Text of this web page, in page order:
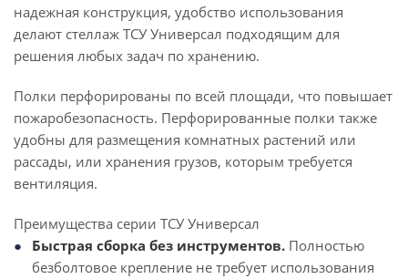
надежная конструкция, удобство использования
делают стеллаж ТСУ Универсал подходящим для
решения любых задач по хранению.
Полки перфорированы по всей площади, что повышает
пожаробезопасность. Перфорированные полки также
удобны для размещения комнатных растений или
рассады, или хранения грузов, которым требуется
вентиляция.
Преимущества серии ТСУ Универсал
Быстрая сборка без инструментов. Полностью
безболтовое крепление не требует использования